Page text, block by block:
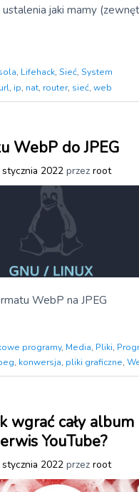
jaki mamy
, Lifehack, Sieć, System
, ip, nat, router, sieć, web
WebP do JPEG
stycznia 2022 przez root
WebP na JPEG
programy, Media, Pliki,
, konwersja, pliki graficzne,
wgrać cały album
YouTube?
stycznia 2022 przez root